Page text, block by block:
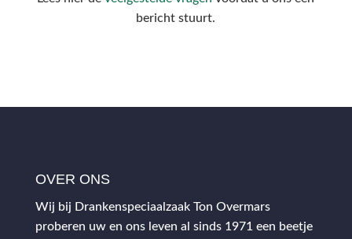
bericht stuurt.
OVER ONS
Wij bij Drankenspeciaalzaak Ton Overmars
proberen uw en ons leven al sinds 1971 een beetje